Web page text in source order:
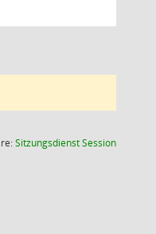
SitzungsdienstSession(Wird in